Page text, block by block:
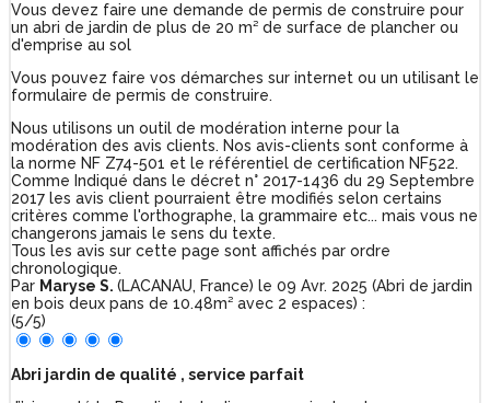
Vous devez faire une demande de permis de construire pour
un abri de jardin de plus de 20 m² de surface de plancher ou
d'emprise au sol
Vous pouvez faire vos démarches sur internet ou un utilisant le
formulaire de permis de construire.
Nous utilisons un outil de modération interne pour la
modération des avis clients. Nos avis-clients sont conforme à
la norme NF Z74-501 et le référentiel de certification NF522.
Comme Indiqué dans le décret n° 2017-1436 du 29 Septembre
2017 les avis client pourraient être modifiés selon certains
critères comme l'orthographe, la grammaire etc... mais vous ne
changerons jamais le sens du texte.
Tous les avis sur cette page sont affichés par ordre
chronologique.
Par Maryse S. (LACANAU, France) le 09 Avr. 2025 (Abri de jardin
en bois deux pans de 10.48m² avec 2 espaces) :
(5/5)
Abri jardin de qualité , service parfait